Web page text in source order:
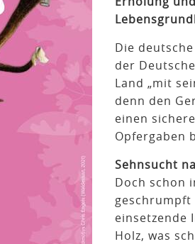
Die
der
Land „mit
denn den
einen
Opfergaben
Sehnsucht
Doch schon
einsetzende
Holz, was